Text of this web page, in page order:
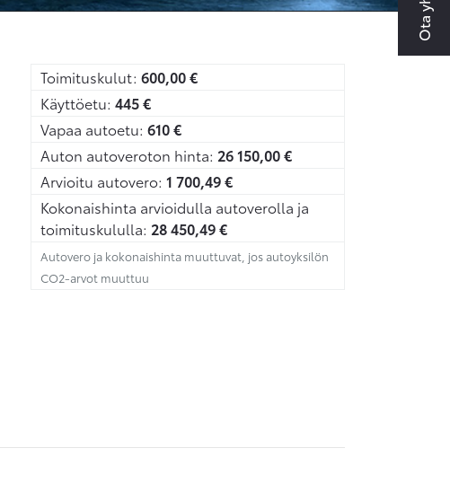
Toimituskulut: 600,00€
Käyttöetu: 445€
Vapaa autoetu: 610€
Auton autoveroton hinta: 26 150,00€
Arvioitu autovero: 1 700,49€
Kokonaishinta arvioidulla autoverolla ja
toimituskululla: 28 450,49€
Autovero ja kokonaishinta muuttuvat, jos autoyksilön
CO2-arvot muuttuu